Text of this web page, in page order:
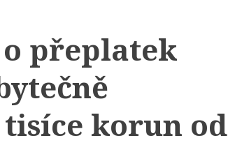
o přeplatek
korun od